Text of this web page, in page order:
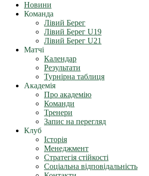
Новини
Команда
Лівий Берег
Лівий Берег U19
Лівий Берег U21
Матчі
Календар
Результати
Турнірна таблиця
Академія
Про академію
Команди
Тренери
Запис на перегляд
Клуб
Історія
Менеджмент
Стратегія стійкості
Соціальна відповідальність